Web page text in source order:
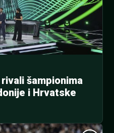
šampionima
i Hrvatske